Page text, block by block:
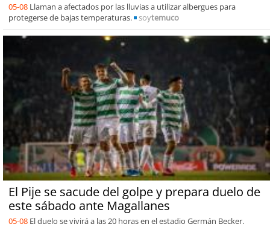
05-08 Llaman a afectados por las lluvias a utilizar albergues para
protegerse de bajas temperaturas.
soytemuco
El Pije se sacude del golpe y prepara duelo de
este sábado ante Magallanes
05-08 El duelo se vivirá a las 20 horas en el estadio Germán Becker.